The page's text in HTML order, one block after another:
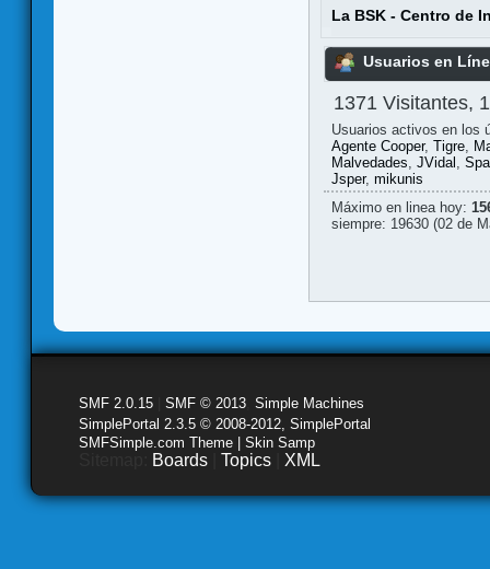
La BSK - Centro de
Usuarios en
1371 Visitantes,
Usuarios activos en los
Agente Cooper, Tigre,
Malvedades, JVidal ,
Jsper, mikunis
Máximo en linea hoy:
siempre: 19630 (02 de
SMF 2.0.15 SMF © 2013 Simple Machines
SimplePortal 2.3.5 © 2008-2012, SimplePortal
SMFSimple.com Theme | Skin Samp
Boards Topics XML